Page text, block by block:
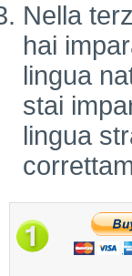
Nella
hai
lingua
stai
lingua